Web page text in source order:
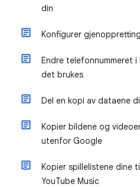
din
Konfigurer
Endre telefonnummeret
det brukes
Del en kopi av dataene
Kopier bildene og
utenfor Google
Kopier spillelistene dine
YouTube Music